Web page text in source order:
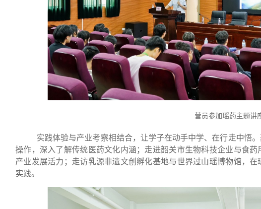
营员参加瑶药主题讲
实践体验与产业考察相结合，让学子在动手中学、在行走中悟
操作，深入了解传统医药文化内涵；走进韶关市生物科技企业与食
产业发展活力；走访乳源非遗文创孵化基地与世界过山瑶博物馆，
实践。